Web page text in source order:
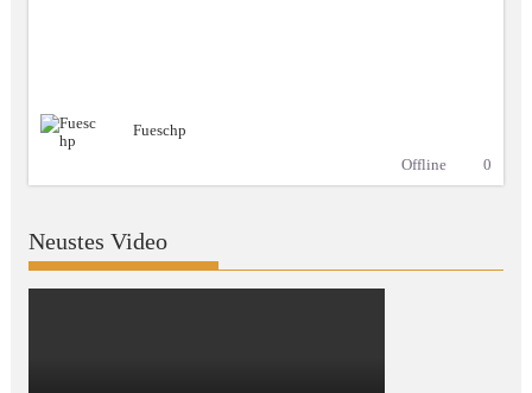
Fueschp
Offline
0
Neustes Video